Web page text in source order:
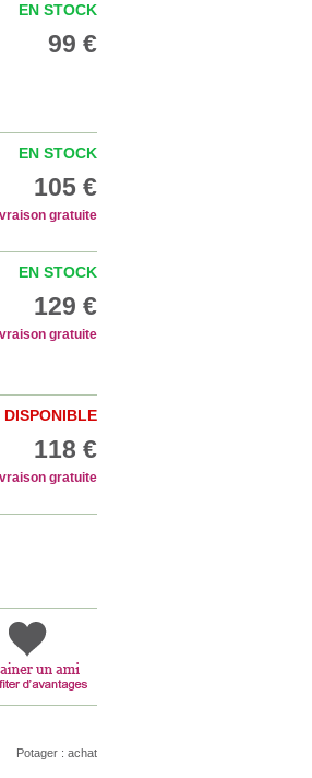
EN STOCK
99 €
EN STOCK
105 €
gratuite
EN STOCK
129 €
gratuite
DISPONIBLE
118 €
gratuite
Potager : achat